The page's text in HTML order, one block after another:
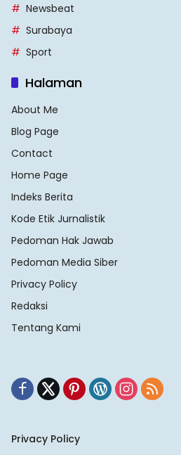
Newsbeat
Surabaya
Sport
Halaman
About Me
Blog Page
Contact
Home Page
Indeks Berita
Kode Etik Jurnalistik
Pedoman Hak Jawab
Pedoman Media Siber
Privacy Policy
Redaksi
Tentang Kami
Privacy Policy